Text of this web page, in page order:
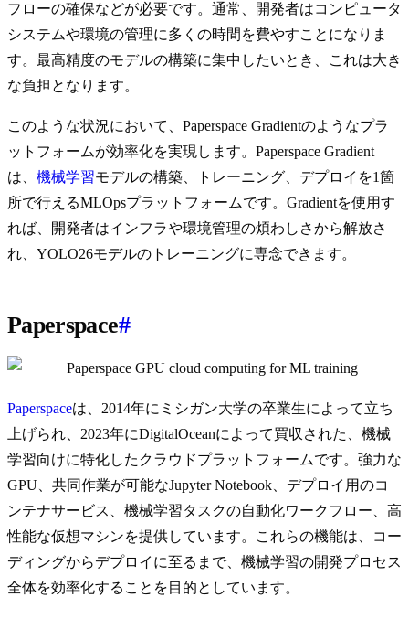
フローの確保などが必要です。通常、開発者はコンピュータ
システムや環境の管理に多くの時間を費やすことになりま
す。最高精度のモデルの構築に集中したいとき、これは大き
な負担となります。
このような状況において、Paperspace Gradientのようなプラ
ットフォームが効率化を実現します。Paperspace Gradient
は、 機械学習モデルの構築、トレーニング、デプロイを1箇
所で行えるMLOpsプラットフォームです。Gradientを使用す
れば、開発者はインフラや環境管理の煩わしさから解放さ
れ、YOLO26モデルのトレーニングに専念できます。
Paperspace#
Paperspaceは、2014年にミシガン大学の卒業生によって立ち
上げられ、2023年にDigitalOceanによって買収された、機械
学習向けに特化したクラウドプラットフォームです。強力な
GPU、共同作業が可能なJupyter Notebook、デプロイ用のコ
ンテナサービス、機械学習タスクの自動化ワークフロー、高
性能な仮想マシンを提供しています。これらの機能は、コー
ディングからデプロイに至るまで、機械学習の開発プロセス
全体を効率化することを目的としています。